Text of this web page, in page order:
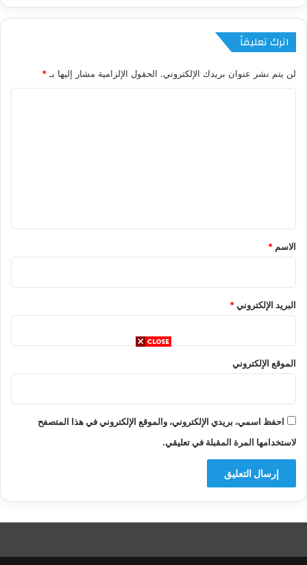
اترك تعليقاً
لن يتم نشر عنوان بريدك الإلكتروني. الحقول الإلزامية مشار إليها بـ *
*
الاسم *
البريد الإلكتروني*
الموقع الإلكتروني
احفظ اسمي، بريدي الإلكتروني، والموقع الإلكتروني في هذا المتصفح
لاستخدامها المرة المقبلة في تعليقي.